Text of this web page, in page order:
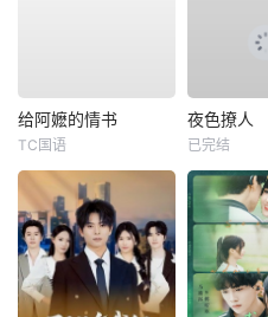
给阿嬷的情书
TC国语
夜色撩人
已完结